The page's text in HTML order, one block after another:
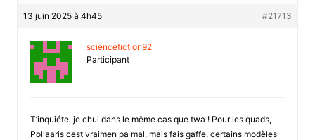
13 juin 2025 à 4h45 #21713
sciencefiction92
Participant
T’inquiéte, je chui dans le même cas que twa ! Pour les quads,
Pollaaris cest vraimen pa mal, mais fais gaffe, certains modèles